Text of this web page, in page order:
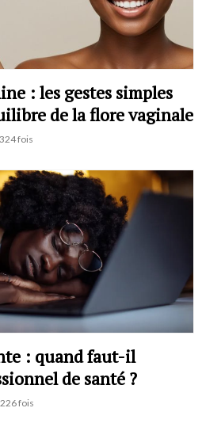
: les gestes simples
de la flore vaginale
324 fois
: quand faut-il
de santé ?
226 fois